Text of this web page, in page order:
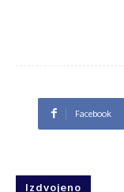
Facebook
Izdvojeno